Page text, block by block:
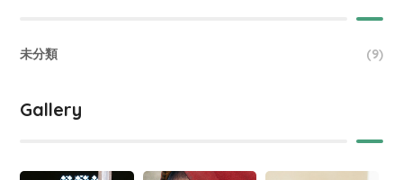
未分類 (9)
Gallery